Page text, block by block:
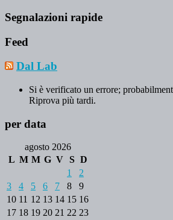
Segnalazioni rapide
Feed
Dal Lab
Si è verificato un errore;
Riprova più tardi.
per data
agosto 2026
L M M G V S D
1
2
3
4 5 6 7 8
9
10 11 12 13 14 15 16
17 18 19 20 21 22 23